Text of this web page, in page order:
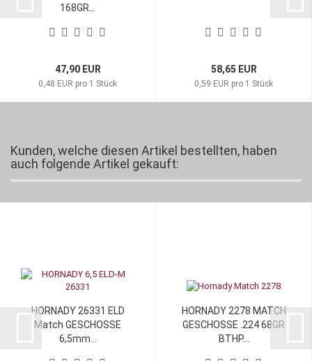
168GR...
47,90 EUR
0,48 EUR pro 1 Stück
58,65 EUR
0,59 EUR pro 1 Stück
Kunden, welche diesen Artikel bestellten, haben
auch folgende Artikel gekauft:
HORNADY 26331 ELD
Match GESCHOSSE
6,5mm...
HORNADY 2278 MATCH
GESCHOSSE .224 68GR
BTHP...